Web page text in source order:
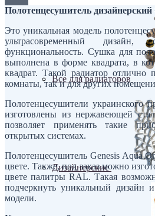
Все для радиаторов
Дизайнерские
Полотенцесушитель дизайнерский
Это уникальная модель
ультрасовременный
функциональность. Сушка для
выполнена в форме квадрата, в
квадрат. Такой радиатор отлично
комнаты, так и для других
Полотенцесушители украинского
изготовлены из нержавеющей
позволяет применять такие
открытых системах.
Полотенцесушитель Genesis Aqua
цвете. Также, под заказ можно
цвете палитры RAL. Такая
подчеркнуть уникальный дизайн
модели.